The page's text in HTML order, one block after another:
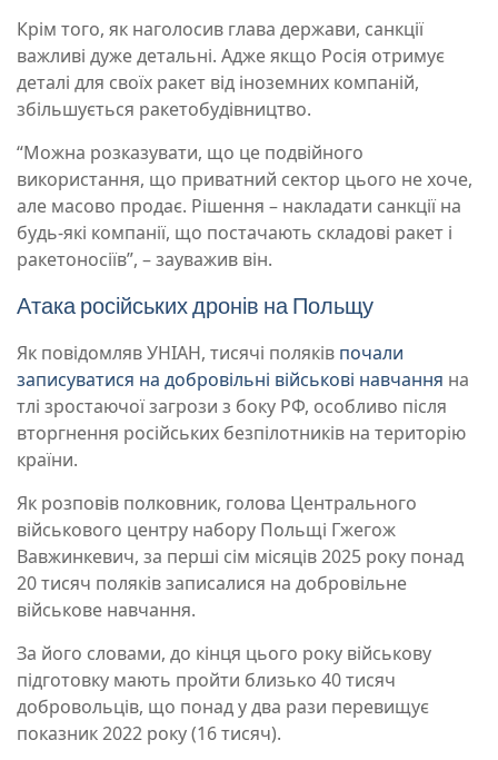
Крім того, як наголосив глава держави, санкції
важливі дуже детальні. Адже якщо Росія отримує
деталі для своїх ракет від іноземних компаній,
збільшується ракетобудівництво.
“Можна розказувати, що це подвійного
використання, що приватний сектор цього не хоче,
але масово продає. Рішення – накладати санкції на
будь-які компанії, що постачають складові ракет і
ракетоносіїв”, – зауважив він.
Атака російських дронів на Польщу
Як повідомляв УНІАН, тисячі поляків почали
записуватися на добровільні військові навчання на
тлі зростаючої загрози з боку РФ, особливо після
вторгнення російських безпілотників на територію
країни.
Як розповів полковник, голова Центрального
військового центру набору Польщі Гжегож
Вавжинкевич, за перші сім місяців 2025 року понад
20 тисяч поляків записалися на добровільне
військове навчання.
За його словами, до кінця цього року військову
підготовку мають пройти близько 40 тисяч
добровольців, що понад у два рази перевищує
показник 2022 року (16 тисяч).